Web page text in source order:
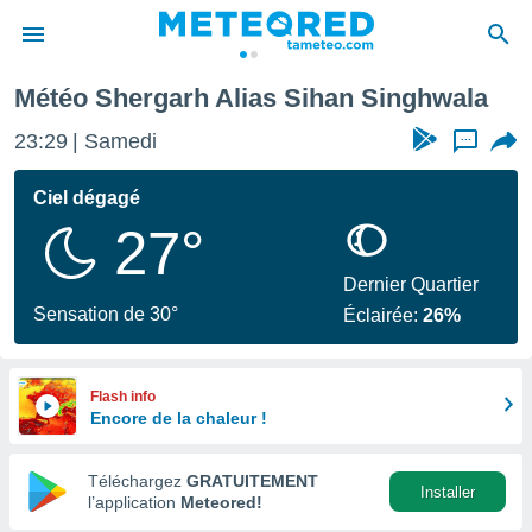
de
en
Météo Shergarh Alias Sihan Singhwala
23:29 Samedi ...
Ciel dégagé
27°
Sensation de 30°
Dernier Quartier
Éclairée:26%
Flash info
Encore de la chaleur !
Téléchargez GRATUITEMENT
l’application Meteored!
Installer